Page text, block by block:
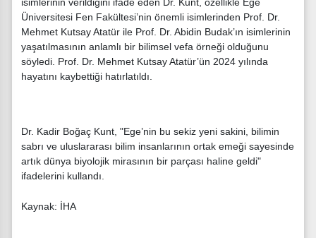
isimlerinin verildiğini ifade eden Dr. Kunt, özellikle Ege
Üniversitesi Fen Fakültesi’nin önemli isimlerinden Prof. Dr.
Mehmet Kutsay Atatür ile Prof. Dr. Abidin Budak’ın isimlerinin
yaşatılmasının anlamlı bir bilimsel vefa örneği olduğunu
söyledi. Prof. Dr. Mehmet Kutsay Atatür’ün 2024 yılında
hayatını kaybettiği hatırlatıldı.
Dr. Kadir Boğaç Kunt, "Ege’nin bu sekiz yeni sakini, bilimin
sabrı ve uluslararası bilim insanlarının ortak emeği sayesinde
artık dünya biyolojik mirasının bir parçası haline geldi"
ifadelerini kullandı.
Kaynak: İHA